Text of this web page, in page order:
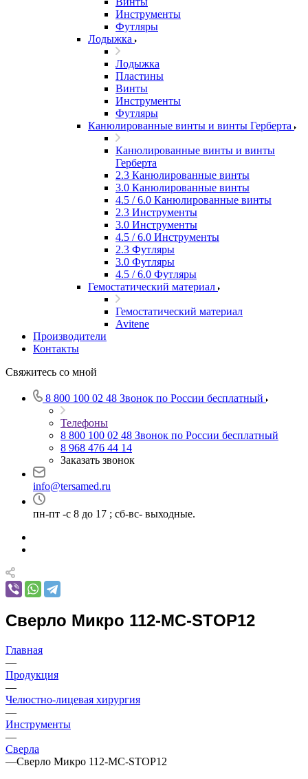
Инструменты
Футляры
Лодыжка
Лодыжка
Пластины
Винты
Инструменты
Футляры
Канюлированные винты и винты Герберта
Канюлированные винты и винты
Герберта
2.3 Канюлированные винты
3.0 Канюлированные винты
4.5 / 6.0 Канюлированные винты
2.3 Инструменты
3.0 Инструменты
4.5 / 6.0 Инструменты
2.3 Футляры
3.0 Футляры
4.5 / 6.0 Футляры
Гемостатический материал
Гемостатический материал
Avitene
Производители
Контакты
Свяжитесь со мной
8 800 100 02 48 Звонок по России бесплатный
Телефоны
8 800 100 02 48 Звонок по России бесплатный
8 968 476 44 14
Заказать звонок
info@tersamed.ru
пн-пт -с 8 до 17 ; сб-вс- выходные.
Сверло Микро 112-MC-STOP12
Главная
—
Продукция
—
Челюстно-лицевая хирургия
—
Инструменты
—
Сверла
—Сверло Микро 112-MC-STOP12